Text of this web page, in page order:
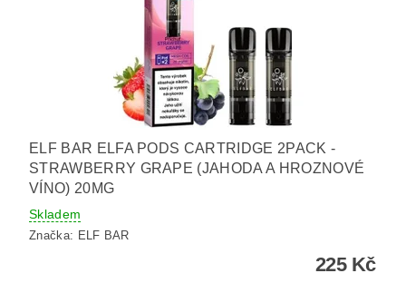
ELF BAR ELFA PODS CARTRIDGE 2PACK -
STRAWBERRY GRAPE (JAHODA A HROZNOVÉ
VÍNO) 20MG
Skladem
Značka: ELF BAR
225 Kč